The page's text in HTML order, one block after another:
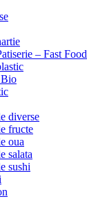
– Fast Food
Bio
diverse
fructe
oua
salata
sushi